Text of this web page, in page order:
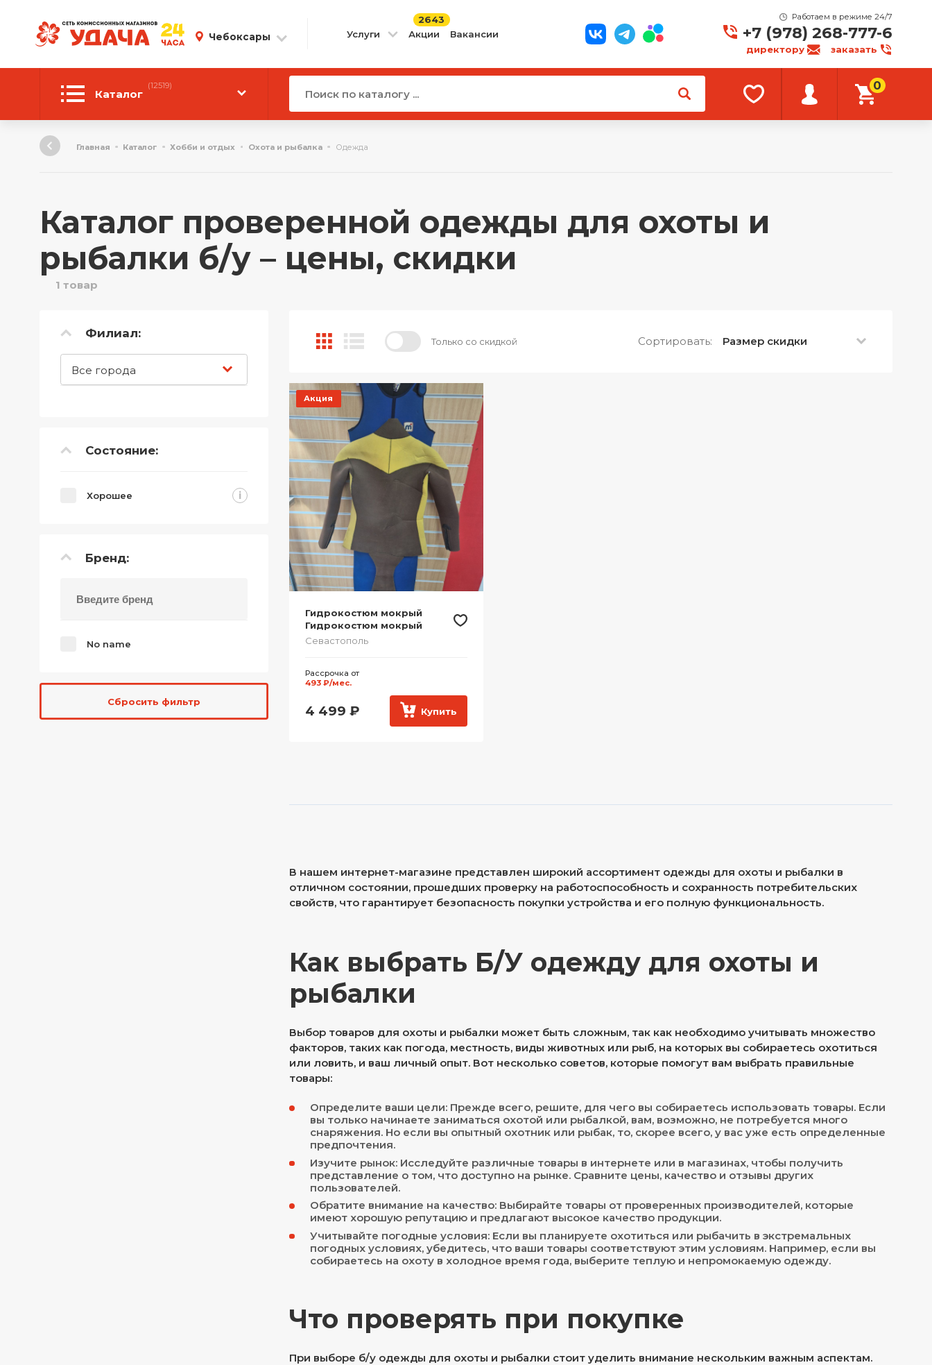
Чебоксары Услуги Акции
2643
Вакансии
Работаем в режиме 24/7
+7 (978) 268-777-6
директору заказать
Каталог
(12519)
Автотовары
Компьютерная техника
Личные вещи
ТВ и Видео
Фото и видеотехника
0
Главная Каталог Хобби и отдых Охота и рыбалка Одежда
Каталог проверенной одежды для охоты и
рыбалки б/у – цены, скидки
1 товар
Филиал:
Все города
Состояние:
Хорошее i
Бренд:
No name
Сбросить фильтр
Только со скидкой Сортировать: Размер скидки
Акция
Гидрокостюм мокрый
Гидрокостюм мокрый
Севастополь
Рассрочка от
493 ₽/мес.
4 499 ₽ Купить
В нашем интернет-магазине представлен широкий ассортимент одежды для охоты и рыбалки в
отличном состоянии, прошедших проверку на работоспособность и сохранность потребительских
свойств, что гарантирует безопасность покупки устройства и его полную функциональность.
Как выбрать Б/У одежду для охоты и
рыбалки
Выбор товаров для охоты и рыбалки может быть сложным, так как необходимо учитывать множество
факторов, таких как погода, местность, виды животных или рыб, на которых вы собираетесь охотиться
или ловить, и ваш личный опыт. Вот несколько советов, которые помогут вам выбрать правильные
товары:
Определите ваши цели: Прежде всего, решите, для чего вы собираетесь использовать товары. Если
вы только начинаете заниматься охотой или рыбалкой, вам, возможно, не потребуется много
снаряжения. Но если вы опытный охотник или рыбак, то, скорее всего, у вас уже есть определенные
предпочтения.
Изучите рынок: Исследуйте различные товары в интернете или в магазинах, чтобы получить
представление о том, что доступно на рынке. Сравните цены, качество и отзывы других
пользователей.
Обратите внимание на качество: Выбирайте товары от проверенных производителей, которые
имеют хорошую репутацию и предлагают высокое качество продукции.
Учитывайте погодные условия: Если вы планируете охотиться или рыбачить в экстремальных
погодных условиях, убедитесь, что ваши товары соответствуют этим условиям. Например, если вы
собираетесь на охоту в холодное время года, выберите теплую и непромокаемую одежду.
Что проверять при покупке
При выборе б/у одежды для охоты и рыбалки стоит уделить внимание нескольким важным аспектам.